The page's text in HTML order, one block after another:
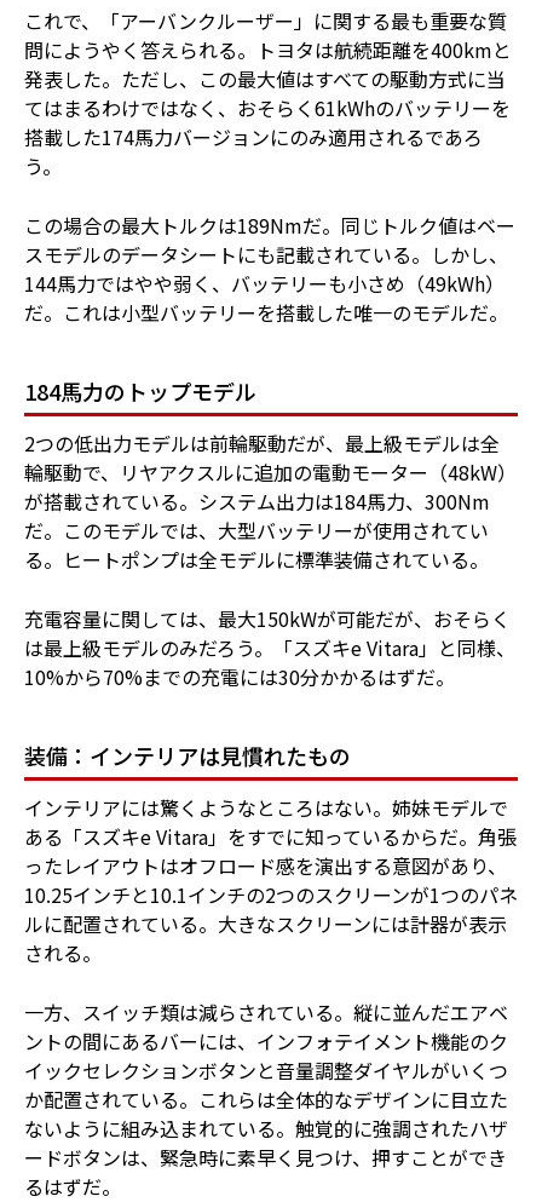
これで、「アーバンクルーザー」に関する最も重要な質
問にようやく答えられる。トヨタは航続距離を400kmと
発表した。ただし、この最大値はすべての駆動方式に当
てはまるわけではなく、おそらく61kWhのバッテリーを
搭載した174馬力バージョンにのみ適用されるであろ
う。
この場合の最大トルクは189Nmだ。同じトルク値はベー
スモデルのデータシートにも記載されている。しかし、
144馬力ではやや弱く、バッテリーも小さめ（49kWh）
だ。これは小型バッテリーを搭載した唯一のモデルだ。
184馬力のトップモデル
2つの低出力モデルは前輪駆動だが、最上級モデルは全
輪駆動で、リヤアクスルに追加の電動モーター（48kW）
が搭載されている。システム出力は184馬力、300Nm
だ。このモデルでは、大型バッテリーが使用されてい
る。ヒートポンプは全モデルに標準装備されている。
充電容量に関しては、最大150kWが可能だが、おそらく
は最上級モデルのみだろう。「スズキe Vitara」と同様、
10%から70%までの充電には30分かかるはずだ。
装備：インテリアは見慣れたもの
インテリアには驚くようなところはない。姉妹モデルで
ある「スズキe Vitara」をすでに知っているからだ。角張
ったレイアウトはオフロード感を演出する意図があり、
10.25インチと10.1インチの2つのスクリーンが1つのパネ
ルに配置されている。大きなスクリーンには計器が表示
される。
一方、スイッチ類は減らされている。縦に並んだエアベ
ントの間にあるバーには、インフォテイメント機能のク
イックセレクションボタンと音量調整ダイヤルがいくつ
か配置されている。これらは全体的なデザインに目立た
ないように組み込まれている。触覚的に強調されたハザ
ードボタンは、緊急時に素早く見つけ、押すことができ
るはずだ。